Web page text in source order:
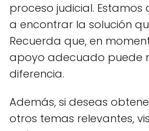
proceso judicial.
a encontrar la solución
Recuerda que, en
apoyo adecuado puede
diferencia.
Además, si deseas
otros temas relevantes,